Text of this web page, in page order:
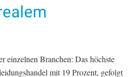
einzelnen Branchen: Das höchste
mit 19 Prozent, gefolgt